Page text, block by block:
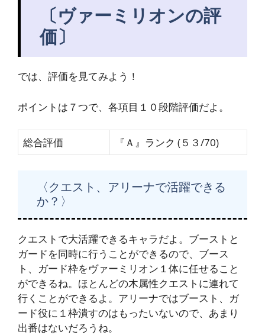
〔ヴァーミリオンの評
価〕
では、評価を見てみよう！
ポイントは７つで、各項目１０段階評価だよ。
総合評価 『Ａ』ランク (５３/70)
〈クエスト、アリーナで活躍できる
か？〉
クエストで大活躍できるキャラだよ。ブーストと
ガードを同時に行うことができるので、ブース
ト、ガード枠をヴァーミリオン１体に任せること
ができるね。ほとんどの木属性クエストに連れて
行くことができるよ。アリーナではブースト、ガ
ード役に１枠潰すのはもったいないので、あまり
出番はないだろうね。